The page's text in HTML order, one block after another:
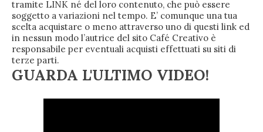
tramite LINK né del loro contenuto, che può essere
soggetto a variazioni nel tempo. E’ comunque una tua
scelta acquistare o meno attraverso uno di questi link ed
in nessun modo l’autrice del sito Café Creativo è
responsabile per eventuali acquisti effettuati su siti di
terze parti.
GUARDA L'ULTIMO VIDEO!